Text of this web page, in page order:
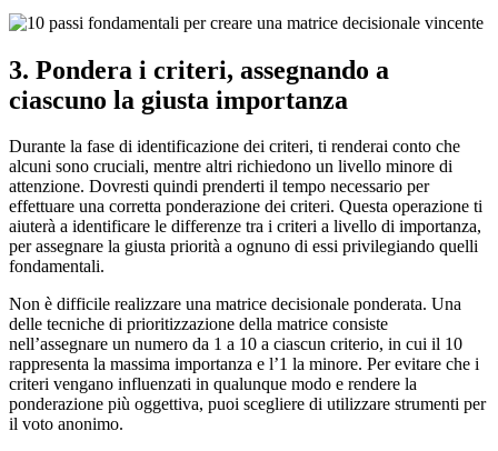
3. Pondera i criteri, assegnando a
ciascuno la giusta importanza
Durante la fase di identificazione dei criteri, ti renderai conto che
alcuni sono cruciali, mentre altri richiedono un livello minore di
attenzione. Dovresti quindi prenderti il tempo necessario per
effettuare una corretta ponderazione dei criteri. Questa operazione ti
aiuterà a identificare le differenze tra i criteri a livello di importanza,
per assegnare la giusta priorità a ognuno di essi privilegiando quelli
fondamentali.
Non è difficile realizzare una matrice decisionale ponderata. Una
delle tecniche di prioritizzazione della matrice consiste
nell’assegnare un numero da 1 a 10 a ciascun criterio, in cui il 10
rappresenta la massima importanza e l’1 la minore. Per evitare che i
criteri vengano influenzati in qualunque modo e rendere la
ponderazione più oggettiva, puoi scegliere di utilizzare strumenti per
il voto anonimo.